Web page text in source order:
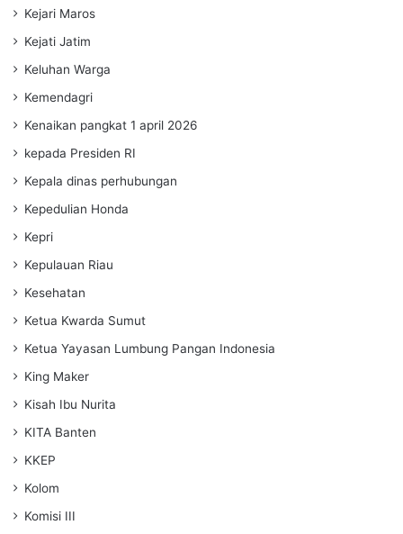
Kejari Maros
Kejati Jatim
Keluhan Warga
Kemendagri
Kenaikan pangkat 1 april 2026
kepada Presiden RI
Kepala dinas perhubungan
Kepedulian Honda
Kepri
Kepulauan Riau
Kesehatan
Ketua Kwarda Sumut
Ketua Yayasan Lumbung Pangan Indonesia
King Maker
Kisah Ibu Nurita
KITA Banten
KKEP
Kolom
Komisi III